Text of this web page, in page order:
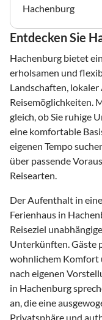
Hachenburg
Entdecken Sie
Hachenburg bietet
erholsamen und
Landschaften,
Reisemöglichkeiten.
gleich, ob Sie ruhige
eine komfortable
eigenen Tempo
über passende
Reisearten.
Der Aufenthalt in
Ferienhaus in
Reiseziel
Unterkünften. Gäste
wohnlichem Komfort
nach eigenen
in Hachenburg
an, die eine
Privatsphäre und